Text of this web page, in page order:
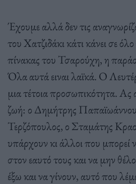
Έχουμε αλλά δεν τις
του Χατζιδάκι κάτι κάνει σε
πίνακας του Τσαρούχη, η
Όλα αυτά ειναι λαϊκά. Ο
μια τέτοια προσωπικότητα. Ας
ζωή: ο Δημήτρης
Τερζόπουλος, ο Σταμάτης
υπάρχουν κι άλλοι που μπορεί
στον εαυτό τους και να μην
έξω και να γίνουν, αυτό που